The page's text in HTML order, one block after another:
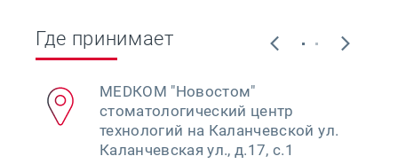
Где принимает
МЕDКОМ "Новостом"
стоматологический центр
технологий на Каланчевской ул.
Каланчевская ул., д.17, с.1